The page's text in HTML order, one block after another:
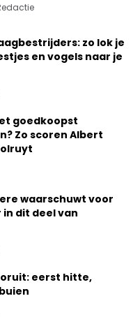
zo lok je
en vogels naar je
goedkoopst
Zo scoren Albert
waarschuwt voor
dit deel van
eerst hitte,